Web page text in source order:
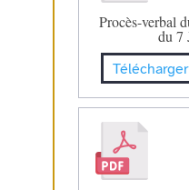
Procès-verbal
du 7